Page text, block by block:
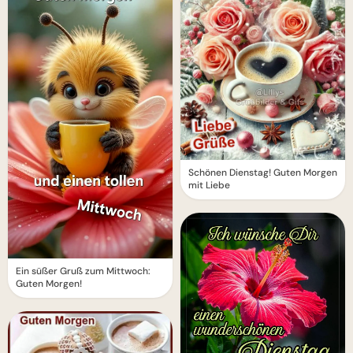
Ein süßer Gruß zum Mittwoch:
Guten Morgen!
Schönen Dienstag! Guten Morgen
mit Liebe